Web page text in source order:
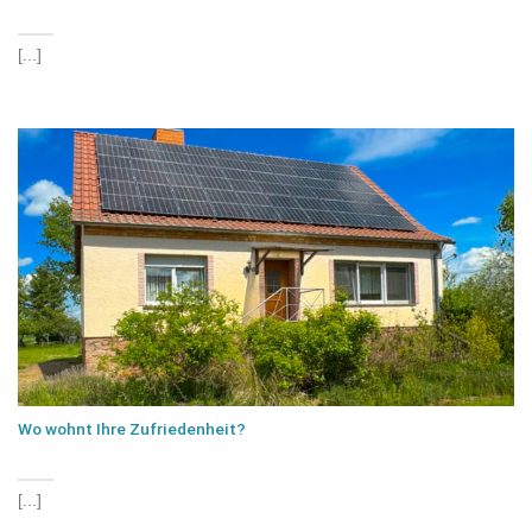
[...]
Wo wohnt Ihre Zufriedenheit?
[...]